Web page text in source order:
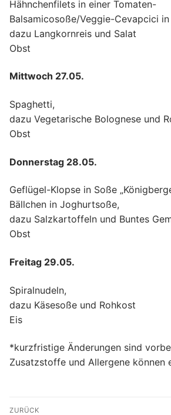
Hähnchenfilets in einer Tomaten-
Balsamicosoße/Veggie-Cevapcici
dazu Langkornreis und Salat
Obst
Mittwoch 27.05.
Spaghetti,
dazu Vegetarische Bolognese und
Obst
Donnerstag 28.05.
Geflügel-Klopse in Soße
Bällchen in Joghurtsoße,
dazu Salzkartoffeln und Buntes
Obst
Freitag 29.05.
Spiralnudeln,
dazu Käsesoße und Rohkost
Eis
*kurzfristige Änderungen sind
Zusatzstoffe und Allergene können
Beitragsnavigation
ZURÜCK